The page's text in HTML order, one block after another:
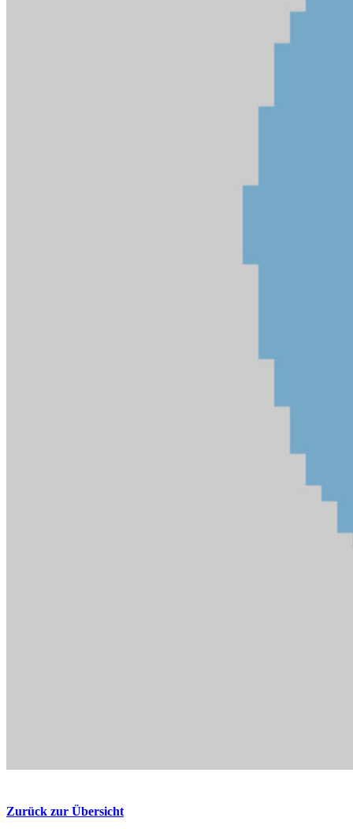
Zurück zur Übersicht